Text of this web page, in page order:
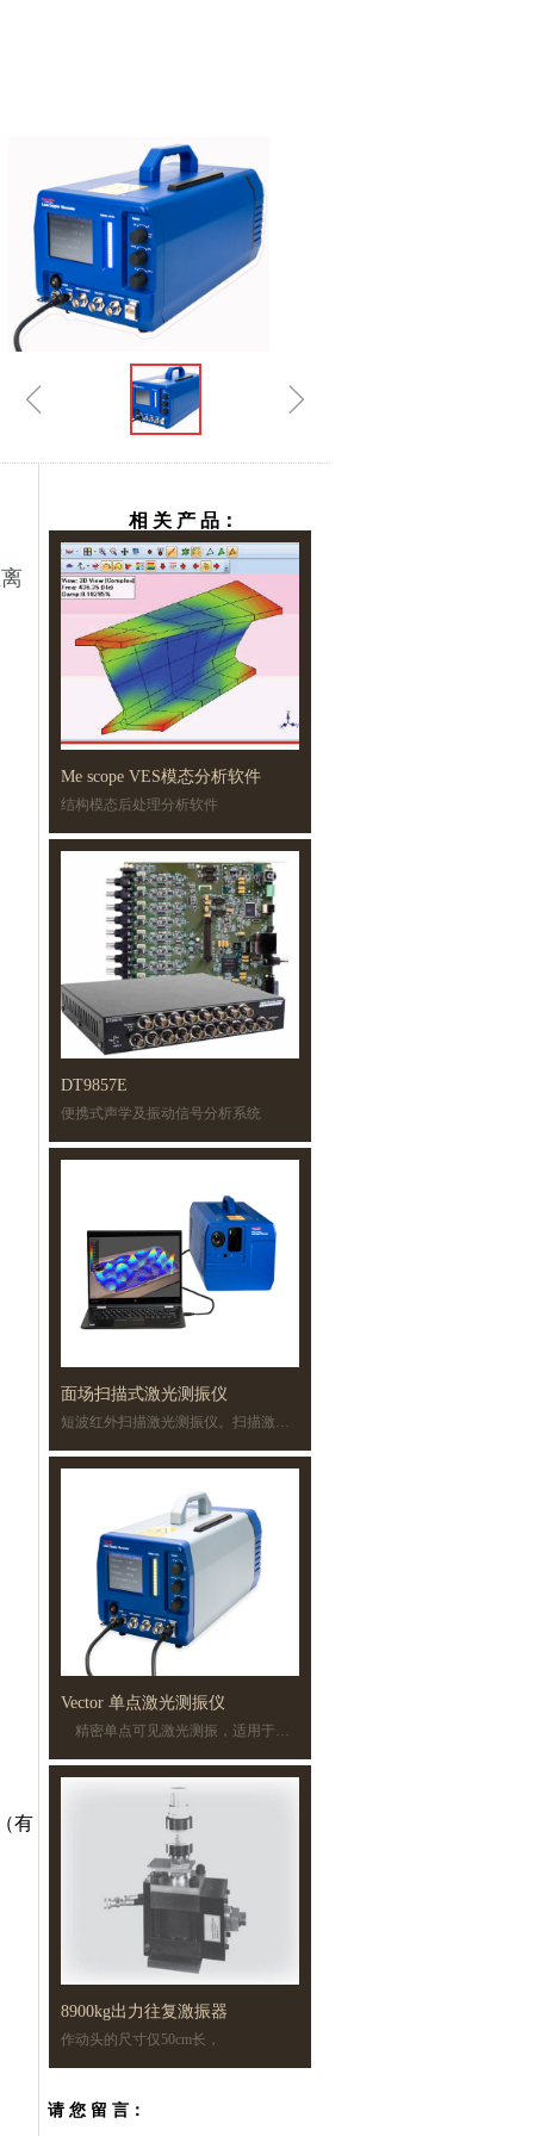
有
ꁆ ꁇ
请 您 留 言：
Me scope VES模态分析软件
结构模态后处理分析软件
DT9857E
便携式声学及振动信号分析系统
面场扫描式激光测振仪
短波红外扫描激光测振仪。扫描激光多普勒测振是一种先进的测量技术，用于将几乎任何物体表面的振动可视化。 扫描激光测振仪可以测量和可视化振型和模态特征，获得表面波的传播，验证 FEM 模型，描述振动过程，并确定模态参数。
Vector 单点激光测振仪
精密单点可见激光测振，适用于所有反射好的表面测量、穿过水测量和微系统测量。 Vector 系列使用波长为 633nm 的经典氦氖激光源，能够测量 0 到 10 MHz 之间的振动。
8900kg出力往复激振器
作动头的尺寸仅50cm长，
相 关 产 品：